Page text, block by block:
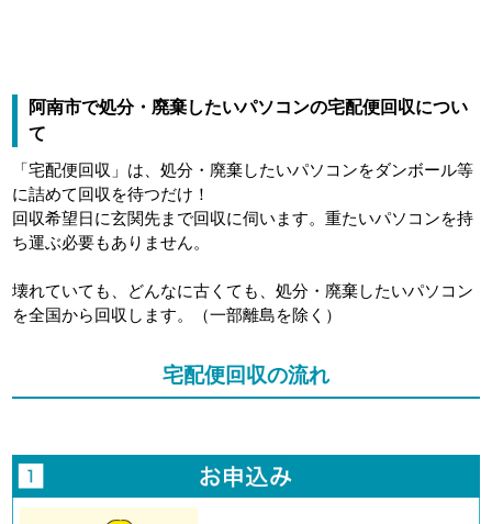
阿南市で処分・廃棄したいパソコンの宅配便回収につい
て
「宅配便回収」は、処分・廃棄したいパソコンをダンボール等
に詰めて回収を待つだけ！
回収希望日に玄関先まで回収に伺います。重たいパソコンを持
ち運ぶ必要もありません。
壊れていても、どんなに古くても、処分・廃棄したいパソコン
を全国から回収します。（一部離島を除く）
宅配便回収の流れ